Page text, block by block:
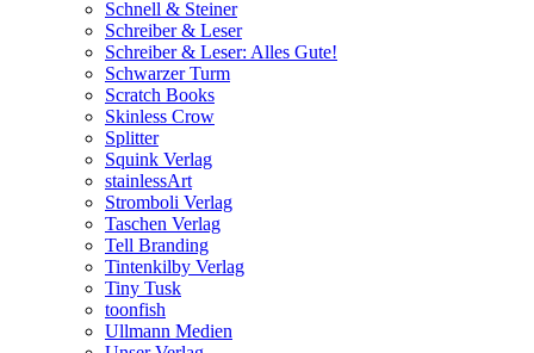
Schnell & Steiner
Schreiber & Leser
Schreiber & Leser: Alles Gute!
Schwarzer Turm
Scratch Books
Skinless Crow
Splitter
Squink Verlag
stainlessArt
Stromboli Verlag
Taschen Verlag
Tell Branding
Tintenkilby Verlag
Tiny Tusk
toonfish
Ullmann Medien